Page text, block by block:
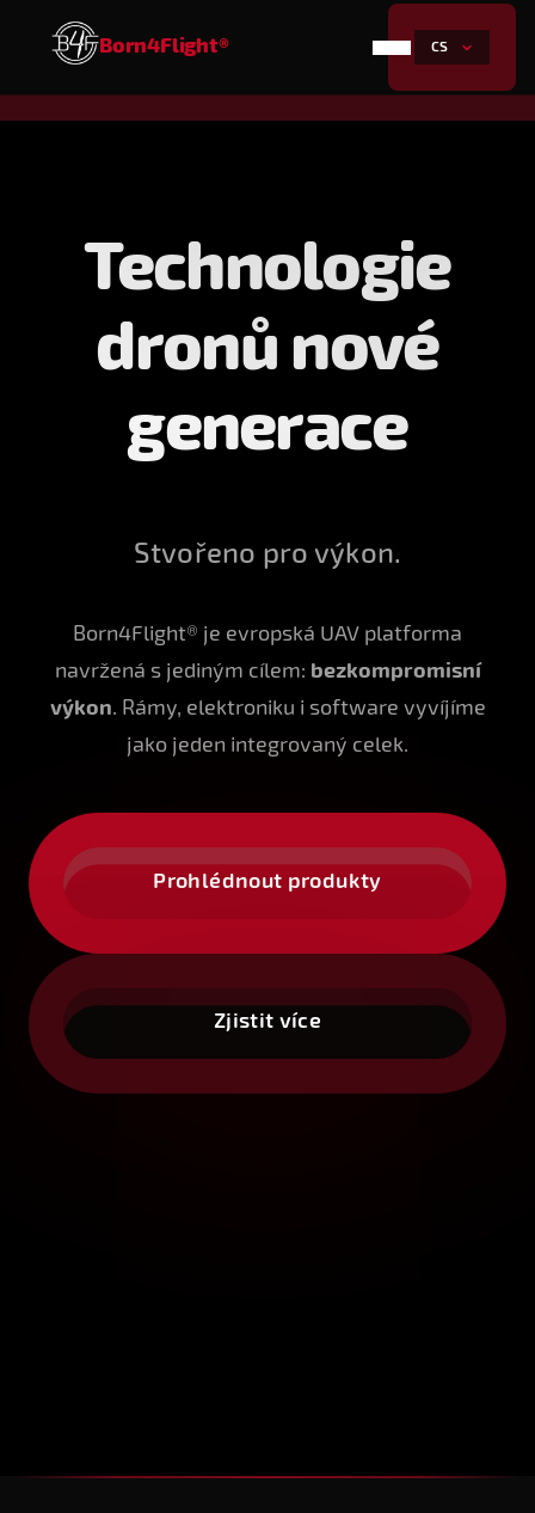
Born4Flight® CS
Technologie
dronů nové
generace
Stvořeno pro výkon.
Born4Flight® je evropská UAV platforma
navržená s jediným cílem: bezkompromisní
výkon. Rámy, elektroniku i software vyvíjíme
jako jeden integrovaný celek.
Prohlédnout produkty
Zjistit více